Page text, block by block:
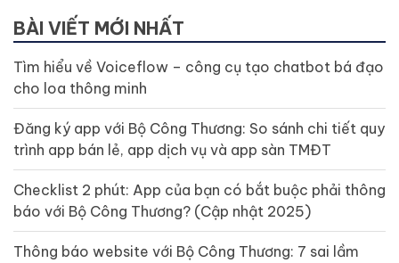
BÀI VIẾT MỚI NHẤT
Tìm hiểu về Voiceflow – công cụ tạo chatbot bá đạo
cho loa thông minh
Đăng ký app với Bộ Công Thương: So sánh chi tiết quy
trình app bán lẻ, app dịch vụ và app sàn TMĐT
Checklist 2 phút: App của bạn có bắt buộc phải thông
báo với Bộ Công Thương? (Cập nhật 2025)
Thông báo website với Bộ Công Thương: 7 sai lầm